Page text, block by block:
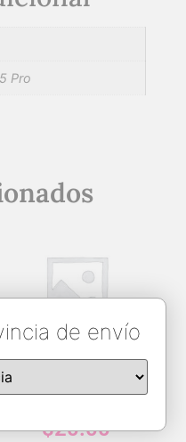
Pro
13 Pro Max/ 12 Pro
Max MS Shiny Case
$20.00
de envío